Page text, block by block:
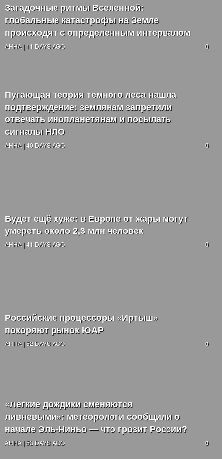
Загадочные ритмы Вселенной:
глобальные катастрофы на Земле
происходят с определенным интервалом
0
АННА | 11 DAYS AGO
Пугающая теория темного леса нашла
подтверждение: землянам запретили
отвечать инопланетянам и посылать
сигналы НЛО
0
АННА | 40 DAYS AGO
Будет ещё хуже: в Европе от жары могут
умереть около 2,3 млн человек
0
АННА | 41 DAYS AGO
Российские процессоры «Иртыш»
покоряют рынок ЮАР
0
АННА | 52 DAYS AGO
«Легкие дождики сменяются
ливневыми»: метеорологи сообщили о
начале Эль-Ниньо — что грозит России?
0
АННА | 53 DAYS AGO